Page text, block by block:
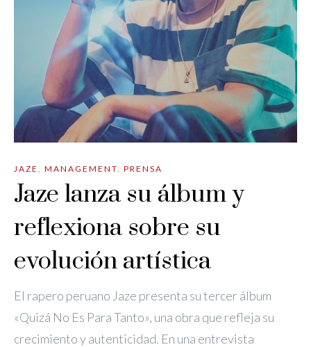
JAZE , MANAGEMENT, PRENSA
Jaze lanza su álbum y
reflexiona sobre su
evolución artística
El rapero peruano Jaze presenta su tercer álbum
«Quizá No Es Para Tanto», una obra que refleja su
crecimiento y autenticidad. En una entrevista